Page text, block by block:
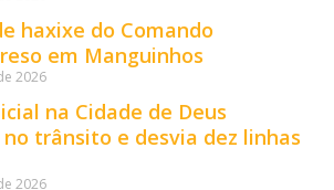
haxixe do Comando
em Manguinhos
2026
na Cidade de Deus
no trânsito e desvia dez linhas
2026